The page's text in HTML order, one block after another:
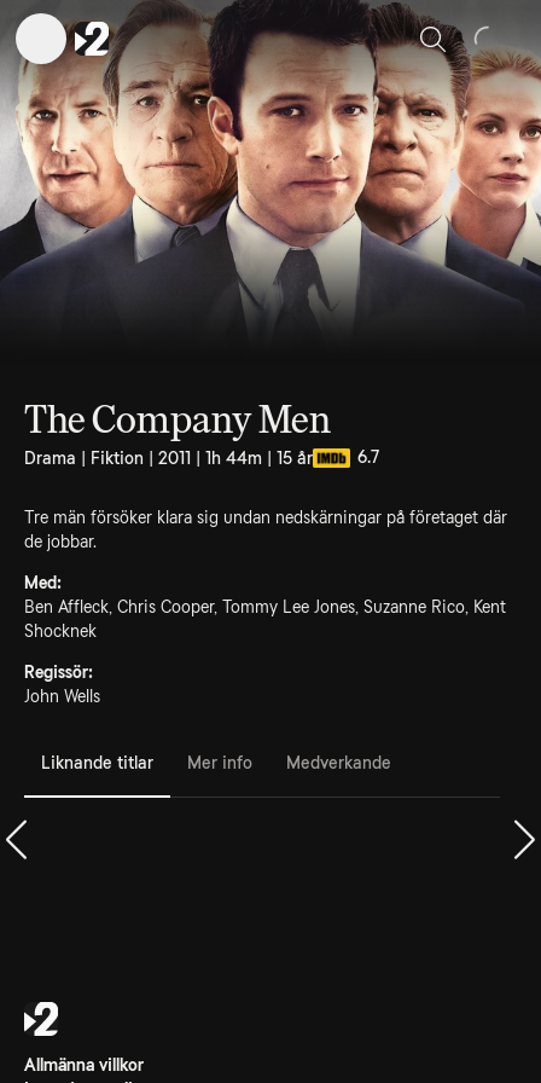
Sök
The Company Men
Drama | Fiktion | 2011 | 1h 44m | 15 år 6.7
Tre män försöker klara sig undan nedskärningar på företaget där
de jobbar.
Med:
Ben Affleck, Chris Cooper, Tommy Lee Jones, Suzanne Rico, Kent
Shocknek
Regissör:
John Wells
Liknande titlar Mer info Medverkande
Allmänna villkor